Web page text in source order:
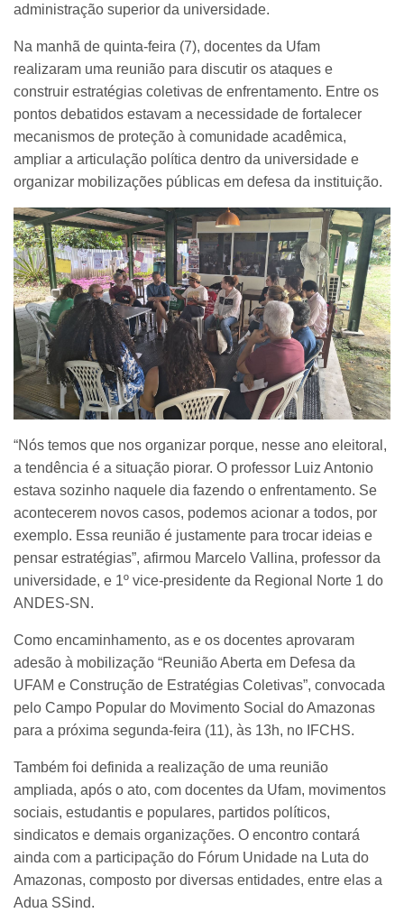
administração superior da universidade.
Na manhã de quinta-feira (7), docentes da Ufam
realizaram uma reunião para discutir os ataques e
construir estratégias coletivas de enfrentamento. Entre os
pontos debatidos estavam a necessidade de fortalecer
mecanismos de proteção à comunidade acadêmica,
ampliar a articulação política dentro da universidade e
organizar mobilizações públicas em defesa da instituição.
“Nós temos que nos organizar porque, nesse ano eleitoral,
a tendência é a situação piorar. O professor Luiz Antonio
estava sozinho naquele dia fazendo o enfrentamento. Se
acontecerem novos casos, podemos acionar a todos, por
exemplo. Essa reunião é justamente para trocar ideias e
pensar estratégias”, afirmou Marcelo Vallina, professor da
universidade, e 1º vice-presidente da Regional Norte 1 do
ANDES-SN.
Como encaminhamento, as e os docentes aprovaram
adesão à mobilização “Reunião Aberta em Defesa da
UFAM e Construção de Estratégias Coletivas”, convocada
pelo Campo Popular do Movimento Social do Amazonas
para a próxima segunda-feira (11), às 13h, no IFCHS.
Também foi definida a realização de uma reunião
ampliada, após o ato, com docentes da Ufam, movimentos
sociais, estudantis e populares, partidos políticos,
sindicatos e demais organizações. O encontro contará
ainda com a participação do Fórum Unidade na Luta do
Amazonas, composto por diversas entidades, entre elas a
Adua SSind.